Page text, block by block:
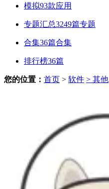
模拟93款应用
专题汇总3249篇专题
合集36篇合集
排行榜36篇
您的位置： 首页 > 软件 > 其他